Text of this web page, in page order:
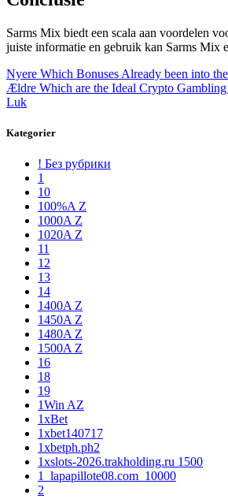
Sarms Mix biedt een scala aan voordelen
juiste informatie en gebruik kan Sarms Mix
Nyere Which Bonuses Already been into
Ældre Which are the Ideal Crypto
Luk
Kategorier
! Без рубрики
1
10
100%A Z
1000A Z
1020A Z
11
12
13
14
1400A Z
1450A Z
1480A Z
1500A Z
16
18
19
1Win AZ
1xBet
1xbet140717
1xbetph.ph2
1xslots-2026.trakholding.ru 1500
1_lapapillote08.com_10000
2